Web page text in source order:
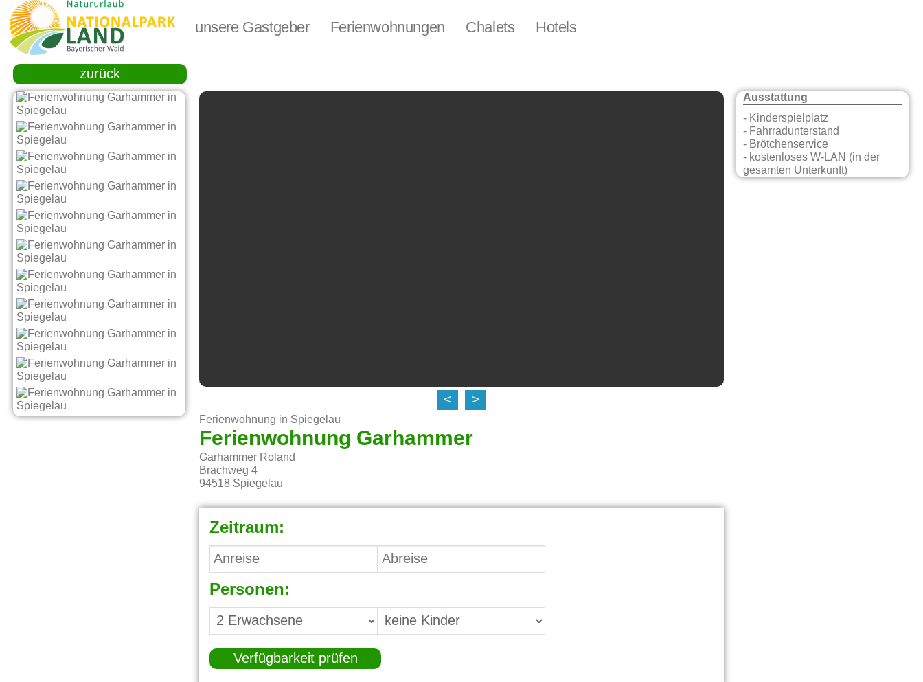
unsere Gastgeber Ferienwohnungen Chalets Hotels
zurück
< >
Ferienwohnung in Spiegelau
Ferienwohnung Garhammer
Garhammer Roland
Brachweg 4
94518 Spiegelau
Zeitraum:
Personen:
Verfügbarkeit prüfen
Ausstattung
- Kinderspielplatz
- Fahrradunterstand
- Brötchenservice
- kostenloses W-LAN (in der
gesamten Unterkunft)